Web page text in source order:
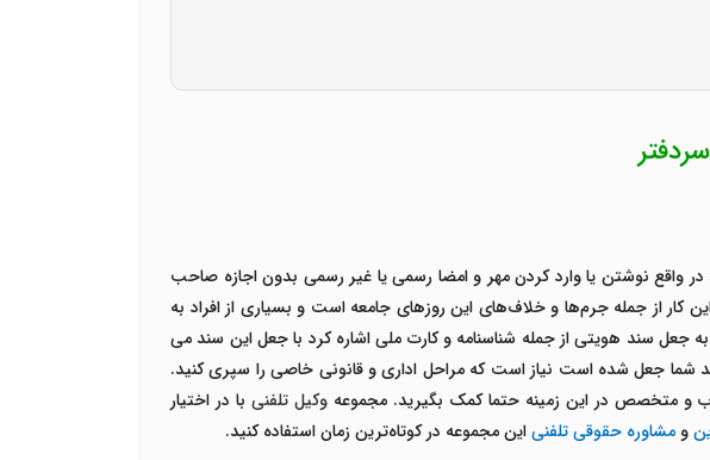
واقع نوشتن یا وارد کردن مهر و امضا رسمی یا غیر رسمی بدون اجازه صاحب
از جمله جرم‌ها و خلاف‌های این روزهای جامعه است و بسیاری از افراد به
جعل سند هویتی از جمله شناسنامه و کارت ملی اشاره کرد با جعل این سند می
شما جعل شده است نیاز است که مراحل اداری و قانونی خاصی را سپری کنید.
و متخصص در این زمینه حتما کمک بگیرید. مجموعه وکیل تلفنی با در اختیار
و مشاوره حقوقی تلفنیاین مجموعه در کوتاه‌ترین زمان استفاده کنید.